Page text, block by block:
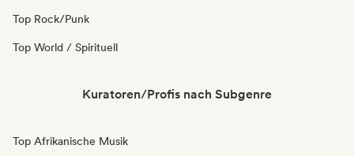
Top Rock/Punk
Top World / Spirituell
Kuratoren/Profis nach Subgenre
Top Afrikanische Musik